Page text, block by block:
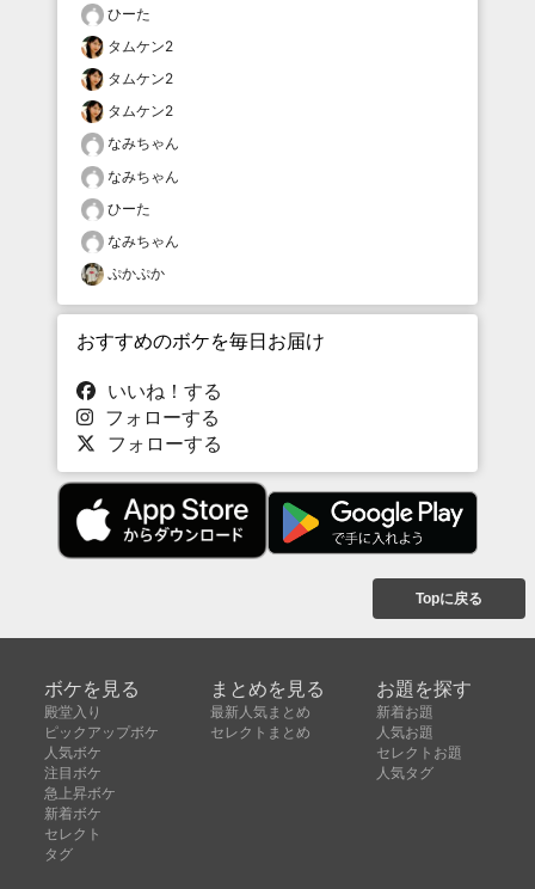
ひーた
タムケン2
タムケン2
タムケン2
なみちゃん
なみちゃん
ひーた
なみちゃん
ぷかぷか
おすすめのボケを毎日お届け
いいね！する
フォローする
フォローする
Topに戻る
ボケを見る
殿堂入り
ピックアップボケ
人気ボケ
注目ボケ
急上昇ボケ
新着ボケ
セレクト
タグ
まとめを見る
最新人気まとめ
セレクトまとめ
お題を探す
新着お題
人気お題
セレクトお題
人気タグ